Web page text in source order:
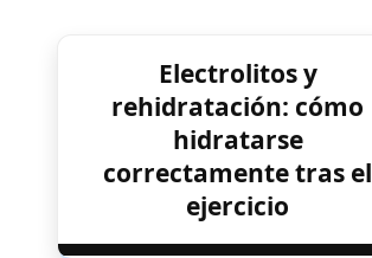
Electrolitos y
rehidratación: cómo
hidratarse
correctamente tras el
ejercicio